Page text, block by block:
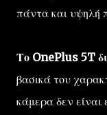
πάντα και υψηλή
Το OnePlus 5T
βασικά του
κάμερα δεν είναι